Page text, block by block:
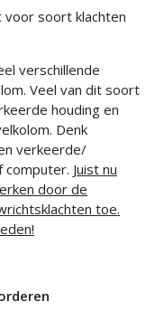
voor soort klachten
verschillende
Veel van dit soort
houding en
Denk
verkeerde/
computer. Juist nu
door de
toe.